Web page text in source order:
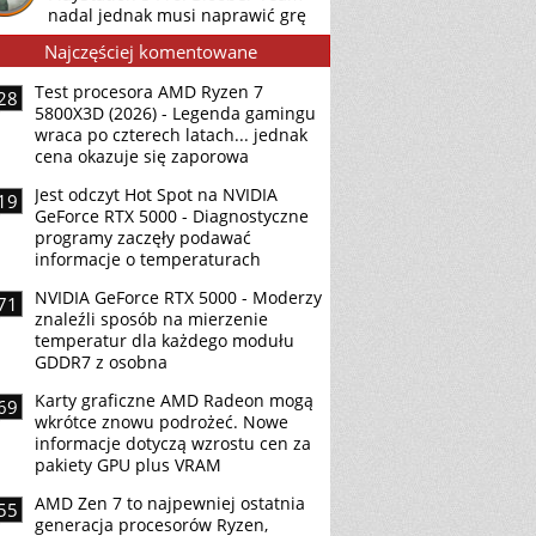
nadal jednak musi naprawić grę
Najczęściej komentowane
Test procesora AMD Ryzen 7
5800X3D (2026) - Legenda gamingu
wraca po czterech latach... jednak
cena okazuje się zaporowa
Jest odczyt Hot Spot na NVIDIA
GeForce RTX 5000 - Diagnostyczne
programy zaczęły podawać
informacje o temperaturach
NVIDIA GeForce RTX 5000 - Moderzy
znaleźli sposób na mierzenie
temperatur dla każdego modułu
GDDR7 z osobna
Karty graficzne AMD Radeon mogą
wkrótce znowu podrożeć. Nowe
informacje dotyczą wzrostu cen za
pakiety GPU plus VRAM
AMD Zen 7 to najpewniej ostatnia
generacja procesorów Ryzen,